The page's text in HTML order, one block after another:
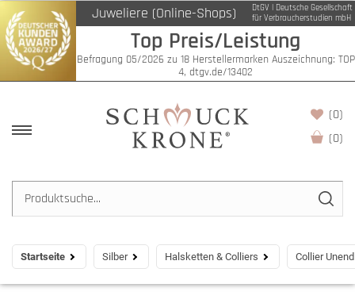
Juweliere (Online-Shops)
DtGV | Deutsche Gesellschaft
für Verbraucherstudien mbH
Top Preis/Leistung
Befragung 05/2026 zu 18 Herstellermarken Auszeichnung: TOP
4, dtgv.de/13402
(0)
(0)
Startseite Silber Halsketten & Colliers Collier